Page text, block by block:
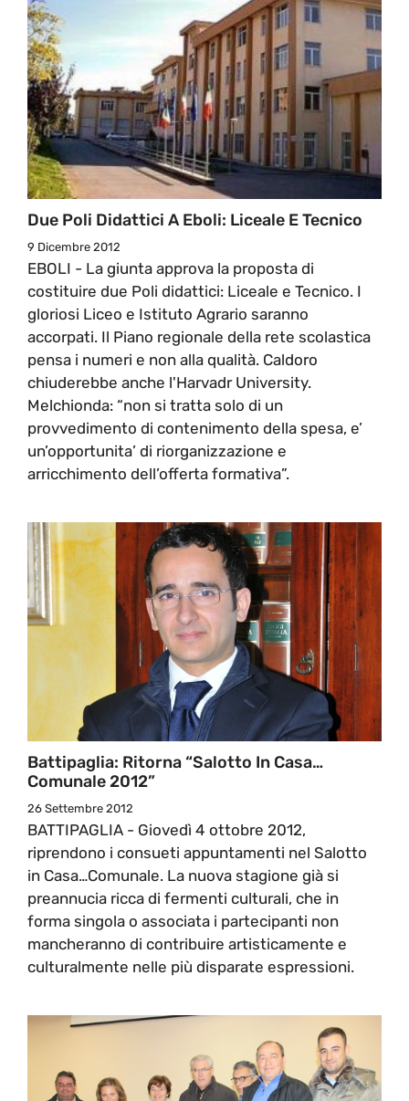
Due Poli Didattici A Eboli: Liceale E Tecnico
9 Dicembre 2012
EBOLI - La giunta approva la proposta di
costituire due Poli didattici: Liceale e Tecnico. I
gloriosi Liceo e Istituto Agrario saranno
accorpati. Il Piano regionale della rete scolastica
pensa i numeri e non alla qualità. Caldoro
chiuderebbe anche l'Harvadr University.
Melchionda: “non si tratta solo di un
provvedimento di contenimento della spesa, e’
un’opportunita’ di riorganizzazione e
arricchimento dell’offerta formativa”.
Battipaglia: Ritorna “Salotto In Casa…
Comunale 2012”
26 Settembre 2012
BATTIPAGLIA - Giovedì 4 ottobre 2012,
riprendono i consueti appuntamenti nel Salotto
in Casa…Comunale. La nuova stagione già si
preannucia ricca di fermenti culturali, che in
forma singola o associata i partecipanti non
mancheranno di contribuire artisticamente e
culturalmente nelle più disparate espressioni.